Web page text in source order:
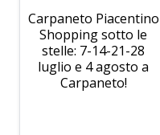
Carpaneto Piacentino
Shopping sotto le
stelle: 7-14-21-28
luglio e 4 agosto a
Carpaneto!